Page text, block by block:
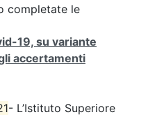
completate le
19, su variante
accertamenti
- L’Istituto Superiore